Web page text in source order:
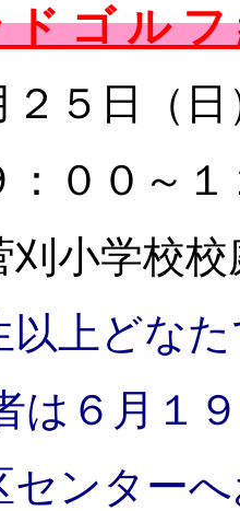
ゴ ル フ
２５日（日
００～１
小学校校
上どなた
月１９
ンターへ